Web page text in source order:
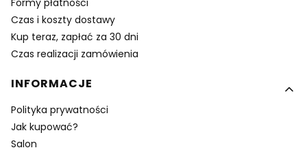
Formy płatności
Czas i koszty dostawy
Kup teraz, zapłać za 30 dni
Czas realizacji zamówienia
INFORMACJE
Polityka prywatności
Jak kupować?
Salon